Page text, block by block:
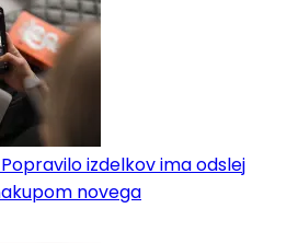
izdelkov ima odslej
novega